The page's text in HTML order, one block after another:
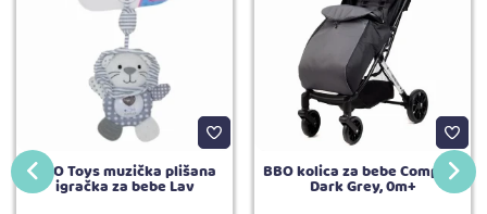
BBO Toys muzička plišana
igračka za bebe Lav
BBO kolica za bebe Compact
Dark Grey, 0m+